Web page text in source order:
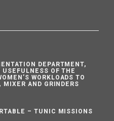
DEPARTMENT,
OF THE
WORKLOADS TO
MIXER AND GRINDERS
– TUNIC MISSIONS